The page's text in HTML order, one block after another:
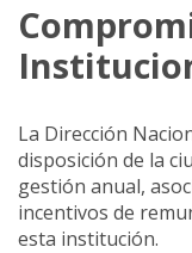
La Dirección
disposición de la
gestión anual,
incentivos de
esta institución.